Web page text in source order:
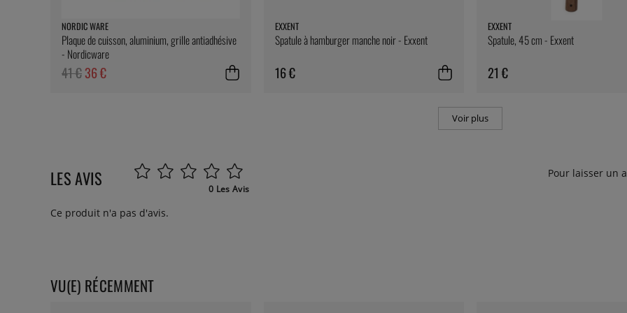
NORDIC WARE
Plaque de cuisson, aluminium, grille antiadhésive
- Nordicware
41 €36 €
EXXENT
Spatule à hamburger manche noir - Exxent
16 €
EXXENT
Spatule, 45 cm - Exxent
21 €
Voir plus
LES AVIS 0 Les Avis
Pour laisser un
Ce produit n'a pas d'avis.
VU(E) RÉCEMMENT